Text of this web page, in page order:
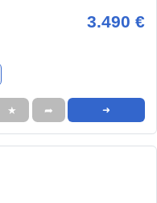
3.490 €
★ ➦ ➜